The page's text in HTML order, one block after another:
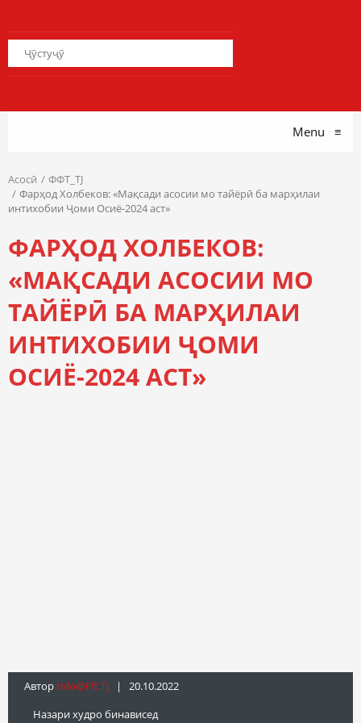
Menu ≡
Асосӣ
ФФТ_TJ
Фарҳод Холбеков: «Мақсади асосии мо тайёрӣ ба марҳилаи
интихобии Ҷоми Осиё-2024 аст»
ФАРҲОД ХОЛБЕКОВ:
«МАҚСАДИ АСОСИИ МО
ТАЙЁРӢ БА МАРҲИЛАИ
ИНТИХОБИИ ҶОМИ
ОСИЁ-2024 АСТ»
Автор Info@fft.tj | 20.10.2022
Назари худро бинависед